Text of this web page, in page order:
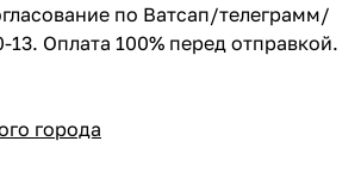
по Ватсап/телеграмм/
Оплата 100% перед отправкой.
города